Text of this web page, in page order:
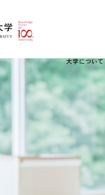
大学について